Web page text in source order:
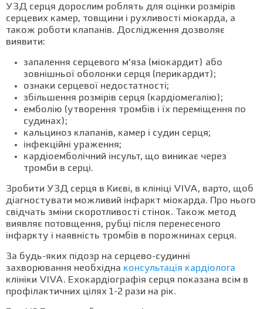
УЗД серця дорослим роблять для оцінки розмірів
серцевих камер, товщини і рухливості міокарда, а
також роботи клапанів. Дослідження дозволяє
виявити:
запалення серцевого м'яза (міокардит) або
зовнішньої оболонки серця (перикардит);
ознаки серцевої недостатності;
збільшення розмірів серця (кардіомегалію);
емболію (утворення тромбів і їх переміщення по
судинах);
кальциноз клапанів, камер і судин серця;
інфекційні ураження;
кардіоемболічний інсульт, що виникає через
тромби в серці.
Зробити УЗД серця в Києві, в клініці VIVA, варто, щоб
діагностувати можливий інфаркт міокарда. Про нього
свідчать зміни скоротливості стінок. Також метод
виявляє потовщення, рубці після перенесеного
інфаркту і наявність тромбів в порожнинах серця.
За будь-яких підозр на серцево-судинні
захворювання необхідна консультація кардіолога
клініки VIVA. Ехокардіографія серця показана всім в
профілактичних цілях 1-2 рази на рік.